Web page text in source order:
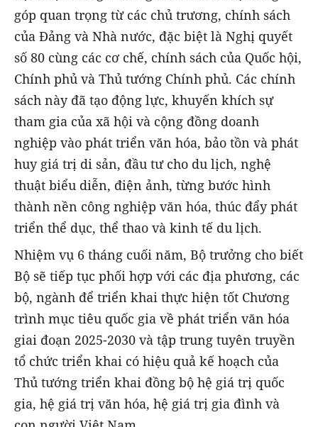
góp quan trọng từ các chủ trương, chính sách
của Đảng và Nhà nước, đặc biệt là Nghị quyết
số 80 cùng các cơ chế, chính sách của Quốc hội,
Chính phủ và Thủ tướng Chính phủ. Các chính
sách này đã tạo động lực, khuyến khích sự
tham gia của xã hội và cộng đồng doanh
nghiệp vào phát triển văn hóa, bảo tồn và phát
huy giá trị di sản, đầu tư cho du lịch, nghệ
thuật biểu diễn, điện ảnh, từng bước hình
thành nền công nghiệp văn hóa, thúc đẩy phát
triển thể dục, thể thao và kinh tế du lịch.
Nhiệm vụ 6 tháng cuối năm, Bộ trưởng cho biết
Bộ sẽ tiếp tục phối hợp với các địa phương, các
bộ, ngành để triển khai thực hiện tốt Chương
trình mục tiêu quốc gia về phát triển văn hóa
giai đoạn 2025-2030 và tập trung tuyên truyền
tổ chức triển khai có hiệu quả kế hoạch của
Thủ tướng triển khai đồng bộ hệ giá trị quốc
gia, hệ giá trị văn hóa, hệ giá trị gia đình và